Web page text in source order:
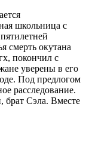
школьница с
смерть окутана
покончил с
уверены в его
Под предлогом
расследование.
брат Сэла. Вместе